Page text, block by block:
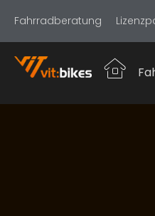
Fahrradberatung